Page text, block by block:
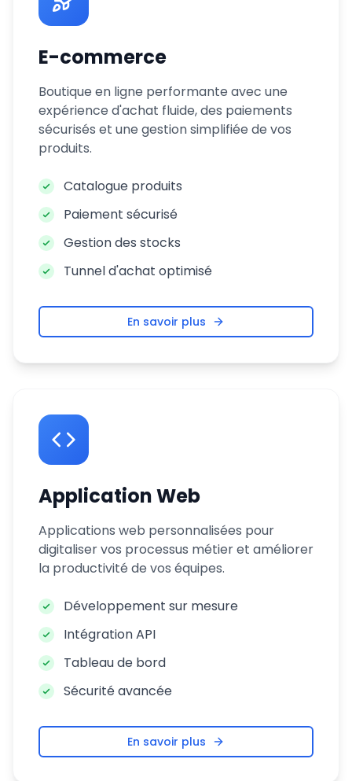
E-commerce
Boutique en ligne performante avec une
expérience d'achat fluide, des paiements
sécurisés et une gestion simplifiée de vos
produits.
Catalogue produits
Paiement sécurisé
Gestion des stocks
Tunnel d'achat optimisé
En savoir plus
Application Web
Applications web personnalisées pour
digitaliser vos processus métier et améliorer
la productivité de vos équipes.
Développement sur mesure
Intégration API
Tableau de bord
Sécurité avancée
En savoir plus